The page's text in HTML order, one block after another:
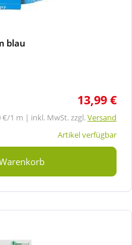
blau
13,99 €
€/1 m | inkl. MwSt. zzgl.Versand
Artikel verfügbar